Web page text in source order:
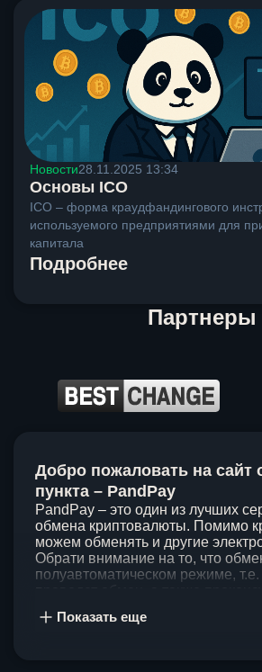
Новости28.11.2025 13:34
Основы ICO
ICO – форма краудфандингового
используемого предприятиями для
капитала
Подробнее
Партнеры
Добро пожаловать на сайт
пункта – PandPay
PandPay – это один из лучших
обмена криптовалюты. Помимо
можем обменять и другие
Обрати внимание на то, что
полуавтоматическом режиме,
клиентов, поэтому стараемся
Показать еще